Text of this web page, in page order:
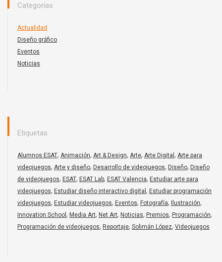
Categorías
Actualidad
Diseño gráfico
Eventos
Noticias
Etiquetas
Alumnos ESAT, Animación, Art & Design, Arte, Arte Digital , Arte para
videojuegos, Arte y diseño, Desarrollo de videojuegos, Diseño, Diseño
de videojuegos, ESAT, ESAT Lab, ESAT Valencia, Estudiar arte para
videojuegos, Estudiar diseño interactivo digital , Estudiar programación
videojuegos, Estudiar videojuegos, Eventos, Fotografía, Ilustración,
Innovation School , Media Art, Net Art, Noticias, Premios, Programación,
Programación de videojuegos, Reportaje, Solimán López, Videojuegos